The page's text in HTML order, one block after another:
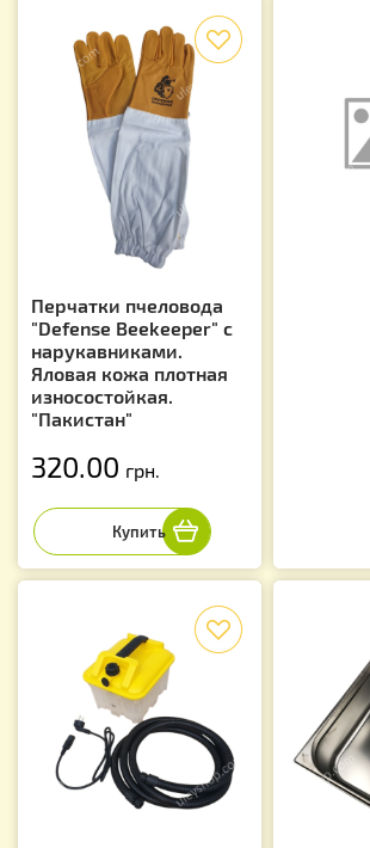
Перчатки пчеловода
"Defense Beekeeper" с
нарукавниками.
Яловая кожа плотная
износостойкая.
"Пакистан"
320.00 грн.